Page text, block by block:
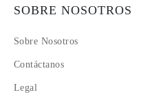
SOBRE NOSOTROS
Sobre Nosotros
Contáctanos
Legal